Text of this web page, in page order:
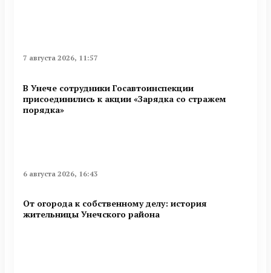
7 августа 2026, 11:57
В Унече сотрудники Госавтоинспекции
присоединились к акции «Зарядка со стражем
порядка»
6 августа 2026, 16:43
От огорода к собственному делу: история
жительницы Унечского района